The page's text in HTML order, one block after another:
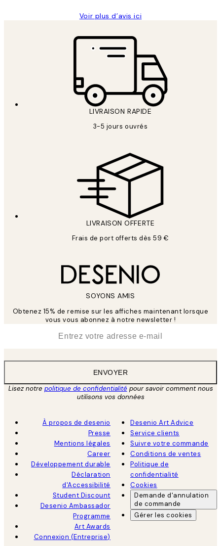
Voir plus d’avis ici
LIVRAISON RAPIDE
3-5 jours ouvrés
LIVRAISON OFFERTE
Frais de port offerts dès 59 €
SOYONS AMIS
Obtenez 15% de remise sur les affiches maintenant lorsque
vous vous abonnez à notre newsletter !
ENVOYER
Lisez notre politique de confidentialitépour savoir comment nous
utilisons vos données
À propos de desenio
Presse
Mentions légales
Career
Développement durable
Déclaration
d'Accessibilité
Student Discount
Desenio Ambassador
Programme
Art Awards
Connexion (Entreprise)
Desenio Art Advice
Service clients
Suivre votre commande
Conditions de ventes
Politique de
confidentialité
Cookies
Demande d'annulation
de commande
Gérer les cookies